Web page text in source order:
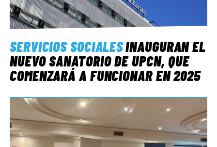
SERVICIOS SOCIALESINAUGURAN EL
NUEVO SANATORIO DE UPCN, QUE
COMENZARÁ A FUNCIONAR EN 2025